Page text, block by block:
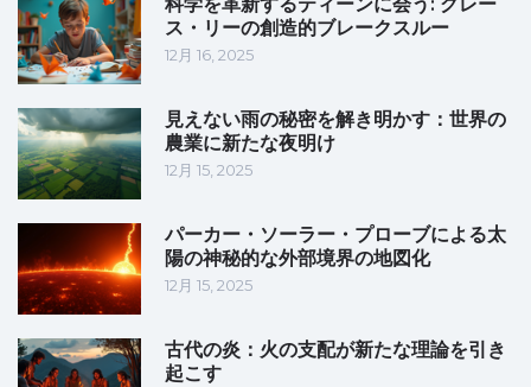
ス・リーの創造的ブレークスルー
12月 16, 2025
見えない雨の秘密を解き明かす：世界の
農業に新たな夜明け
12月 15, 2025
パーカー・ソーラー・プローブによる太
陽の神秘的な外部境界の地図化
12月 15, 2025
古代の炎：火の支配が新たな理論を引き
起こす